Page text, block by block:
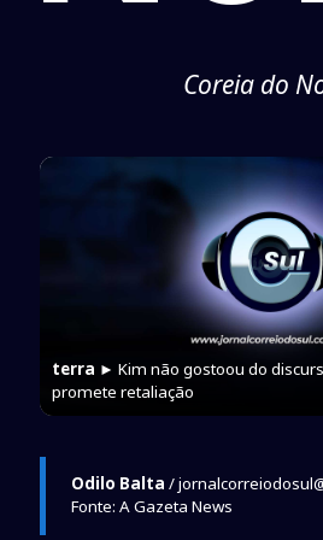
Coreia do
terra ► Kim não gostoou do
promete retaliação
Odilo Balta /
Fonte: A Gazeta News